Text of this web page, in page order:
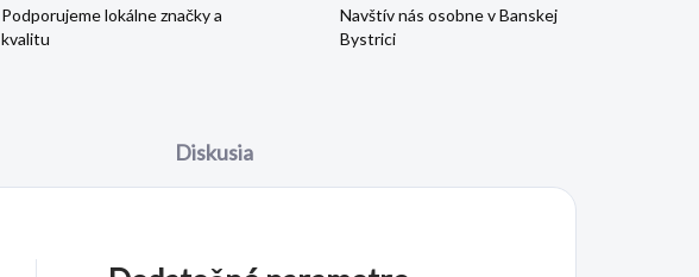
Podporujeme lokálne značky a
kvalitu
Navštív nás osobne v Banskej
Bystrici
Diskusia